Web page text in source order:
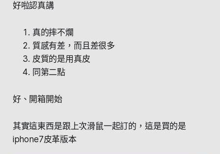
好啦認真講
真的摔不爛
質感有差，而且差很多
皮質的是用真皮
同第二點
好、開箱開始
其實這東西是跟上次滑鼠一起訂的，這是買的是
iphone7皮革版本